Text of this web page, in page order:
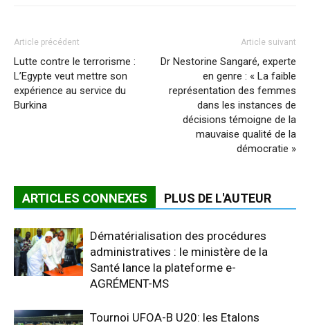
Article précédent
Lutte contre le terrorisme :
L’Egypte veut mettre son
expérience au service du
Burkina
Article suivant
Dr Nestorine Sangaré, experte
en genre : « La faible
représentation des femmes
dans les instances de
décisions témoigne de la
mauvaise qualité de la
démocratie »
ARTICLES CONNEXES PLUS DE L'AUTEUR
Dématérialisation des procédures
administratives : le ministère de la
Santé lance la plateforme e-
AGRÉMENT-MS
Tournoi UFOA-B U20: les Etalons